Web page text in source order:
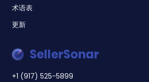
术语表
更新
SellerSonar
+1 (917) 525-5899